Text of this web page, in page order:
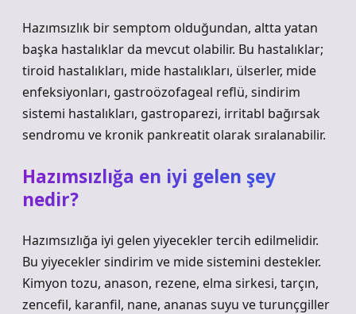
Hazımsızlık bir semptom olduğundan, altta yatan
başka hastalıklar da mevcut olabilir. Bu hastalıklar;
tiroid hastalıkları, mide hastalıkları, ülserler, mide
enfeksiyonları, gastroözofageal reflü, sindirim
sistemi hastalıkları, gastroparezi, irritabl bağırsak
sendromu ve kronik pankreatit olarak sıralanabilir.
Hazımsızlığa en iyi gelen şey
nedir?
Hazımsızlığa iyi gelen yiyecekler tercih edilmelidir.
Bu yiyecekler sindirim ve mide sistemini destekler.
Kimyon tozu, anason, rezene, elma sirkesi, tarçın,
zencefil, karanfil, nane, ananas suyu ve turunçgiller